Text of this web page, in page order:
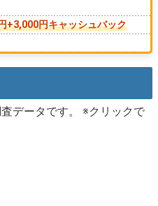
+3,000円キャッシュバック
データです。 ※クリックで